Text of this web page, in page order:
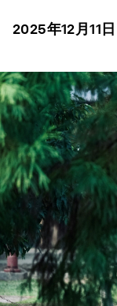
2025年12月11日